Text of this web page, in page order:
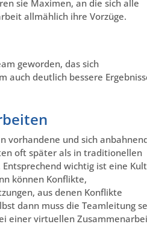
sie Maximen, an die sich alle
allmählich ihre Vorzüge.
geworden, das sich
auch deutlich bessere
vorhandene und sich
oft später als in traditionellen
wichtig ist eine
können Konflikte,
aus denen Konflikte
dann muss die Teamleitung
einer virtuellen